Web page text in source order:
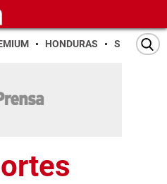
HONDURAS SAN PEDRO